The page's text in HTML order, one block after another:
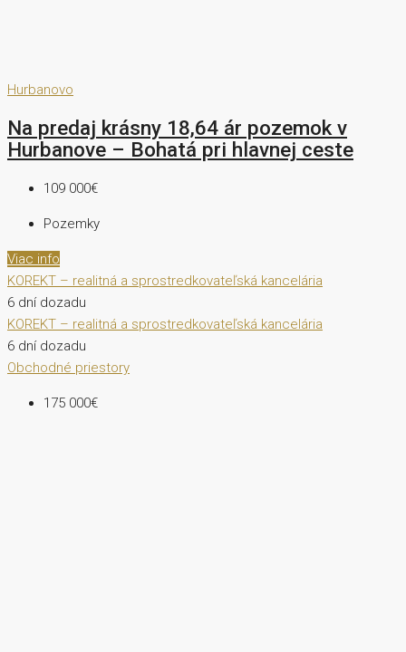
Hurbanovo
Na predaj krásny 18,64 ár pozemok v
Hurbanove – Bohatá pri hlavnej ceste
109 000€
Pozemky
Viac info
KOREKT – realitná a sprostredkovateľská kancelária
6 dní dozadu
KOREKT – realitná a sprostredkovateľská kancelária
6 dní dozadu
Obchodné priestory
175 000€